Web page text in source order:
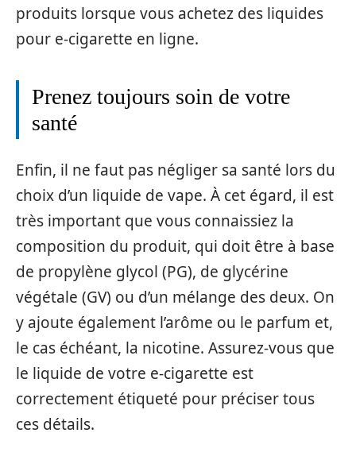
produits lorsque vous achetez des liquides
pour e-cigarette en ligne.
Prenez toujours soin de votre
santé
Enfin, il ne faut pas négliger sa santé lors du
choix d’un liquide de vape. À cet égard, il est
très important que vous connaissiez la
composition du produit, qui doit être à base
de propylène glycol (PG), de glycérine
végétale (GV) ou d’un mélange des deux. On
y ajoute également l’arôme ou le parfum et,
le cas échéant, la nicotine. Assurez-vous que
le liquide de votre e-cigarette est
correctement étiqueté pour préciser tous
ces détails.